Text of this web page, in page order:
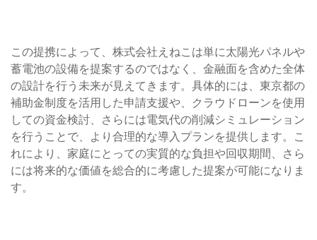
この提携によって、株式会社えねこは単に太陽光パネルや
蓄電池の設備を提案するのではなく、金融面を含めた全体
の設計を行う未来が見えてきます。具体的には、東京都の
補助金制度を活用した申請支援や、クラウドローンを使用
しての資金検討、さらには電気代の削減シミュレーション
を行うことで、より合理的な導入プランを提供します。こ
れにより、家庭にとっての実質的な負担や回収期間、さら
には将来的な価値を総合的に考慮した提案が可能になりま
す。